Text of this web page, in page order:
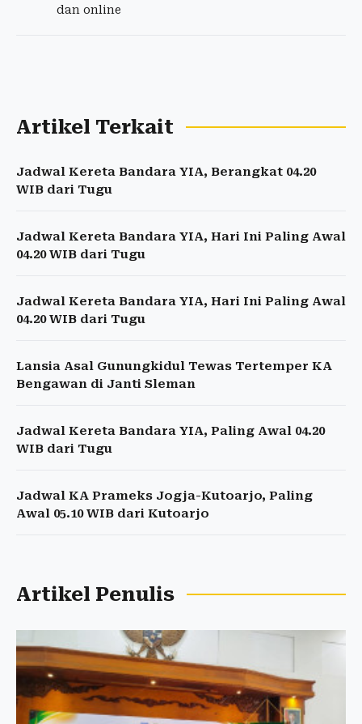
dan online
Artikel Terkait
Jadwal Kereta Bandara YIA, Berangkat 04.20
WIB dari Tugu
Jadwal Kereta Bandara YIA, Hari Ini Paling Awal
04.20 WIB dari Tugu
Jadwal Kereta Bandara YIA, Hari Ini Paling Awal
04.20 WIB dari Tugu
Lansia Asal Gunungkidul Tewas Tertemper KA
Bengawan di Janti Sleman
Jadwal Kereta Bandara YIA, Paling Awal 04.20
WIB dari Tugu
Jadwal KA Prameks Jogja-Kutoarjo, Paling
Awal 05.10 WIB dari Kutoarjo
Artikel Penulis